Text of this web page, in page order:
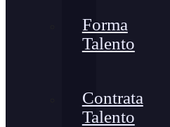
Forma
Talento
Contrata
Talento